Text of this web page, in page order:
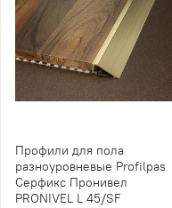
Профили для пола
разноуровневые Profilpas
Серфикс Пронивел
PRONIVEL L 45/SF